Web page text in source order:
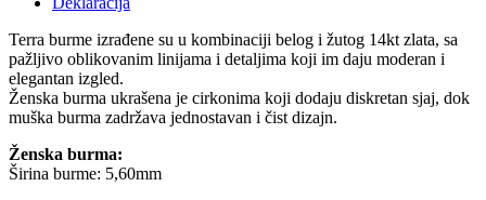
Terra burme izrađene su u kombinaciji belog i žutog 14kt zlata, sa
pažljivo oblikovanim linijama i detaljima koji im daju moderan i
elegantan izgled.
Ženska burma ukrašena je cirkonima koji dodaju diskretan sjaj, dok
muška burma zadržava jednostavan i čist dizajn.
Ženska burma:
Širina burme: 5,60mm